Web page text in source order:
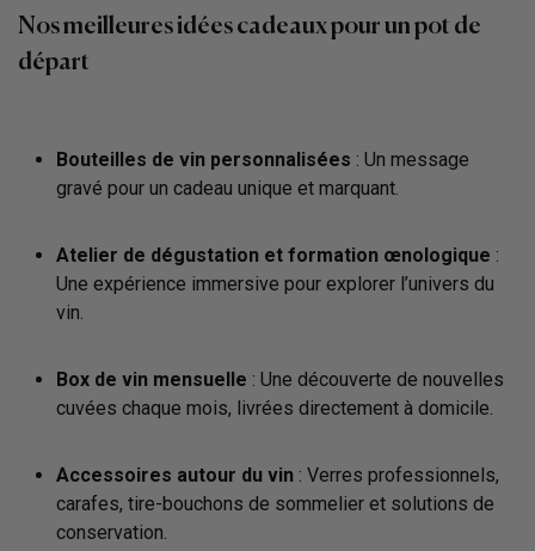
Nos meilleures idées cadeaux pour un pot de
départ
Bouteilles de vin personnalisées : Un message
gravé pour un cadeau unique et marquant.
Atelier de dégustation et formation œnologique :
Une expérience immersive pour explorer l’univers du
vin.
Box de vin mensuelle : Une découverte de nouvelles
cuvées chaque mois, livrées directement à domicile.
Accessoires autour du vin : Verres professionnels,
carafes, tire-bouchons de sommelier et solutions de
conservation.